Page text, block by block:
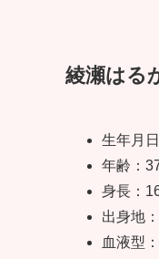
綾瀬はる
生年月
年齢：
身長：
出身地
血液型